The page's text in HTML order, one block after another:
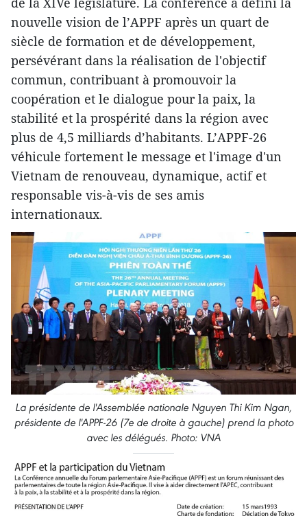
nouvelle vision de l’APPF après un quart de
siècle de formation et de développement,
persévérant dans la réalisation de l'objectif
commun, contribuant à promouvoir la
coopération et le dialogue pour la paix, la
stabilité et la prospérité dans la région avec
plus de 4,5 milliards d’habitants. L’APPF-26
véhicule fortement le message et l'image d'un
Vietnam de renouveau, dynamique, actif et
responsable vis-à-vis de ses amis
internationaux.
La présidente de l'Assemblée nationale Nguyen Thi Kim Ngan,
présidente de l'APPF-26 (7e de droite à gauche) prend la photo
avec les délégués. Photo: VNA